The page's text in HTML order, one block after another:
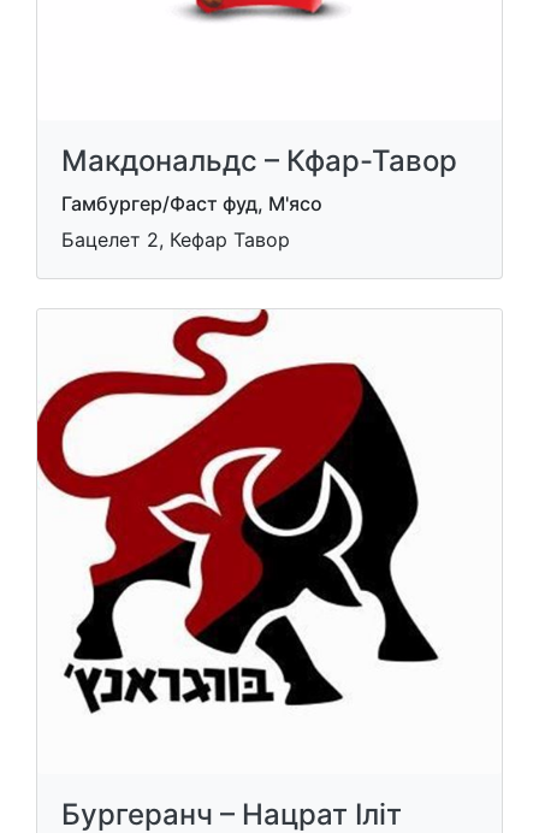
Макдональдс – Кфар-Тавор
Гамбургер/Фаст фуд, М'ясо
Бацелет 2, Кефар Тавор
Бургеранч – Нацрат Iлiт